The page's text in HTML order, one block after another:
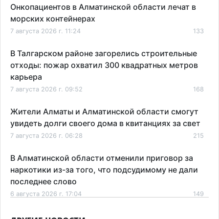
Онкопациентов в Алматинской области лечат в
морских контейнерах
7 августа 2026 г. 11:24 133
В Талгарском районе загорелись строительные
отходы: пожар охватил 300 квадратных метров
карьера
7 августа 2026 г. 09:52 168
Жители Алматы и Алматинской области смогут
увидеть долги своего дома в квитанциях за свет
7 августа 2026 г. 06:28 215
В Алматинской области отменили приговор за
наркотики из-за того, что подсудимому не дали
последнее слово
6 августа 2026 г. 17:04 149
Проезд по БАКАД резко подорожал: в